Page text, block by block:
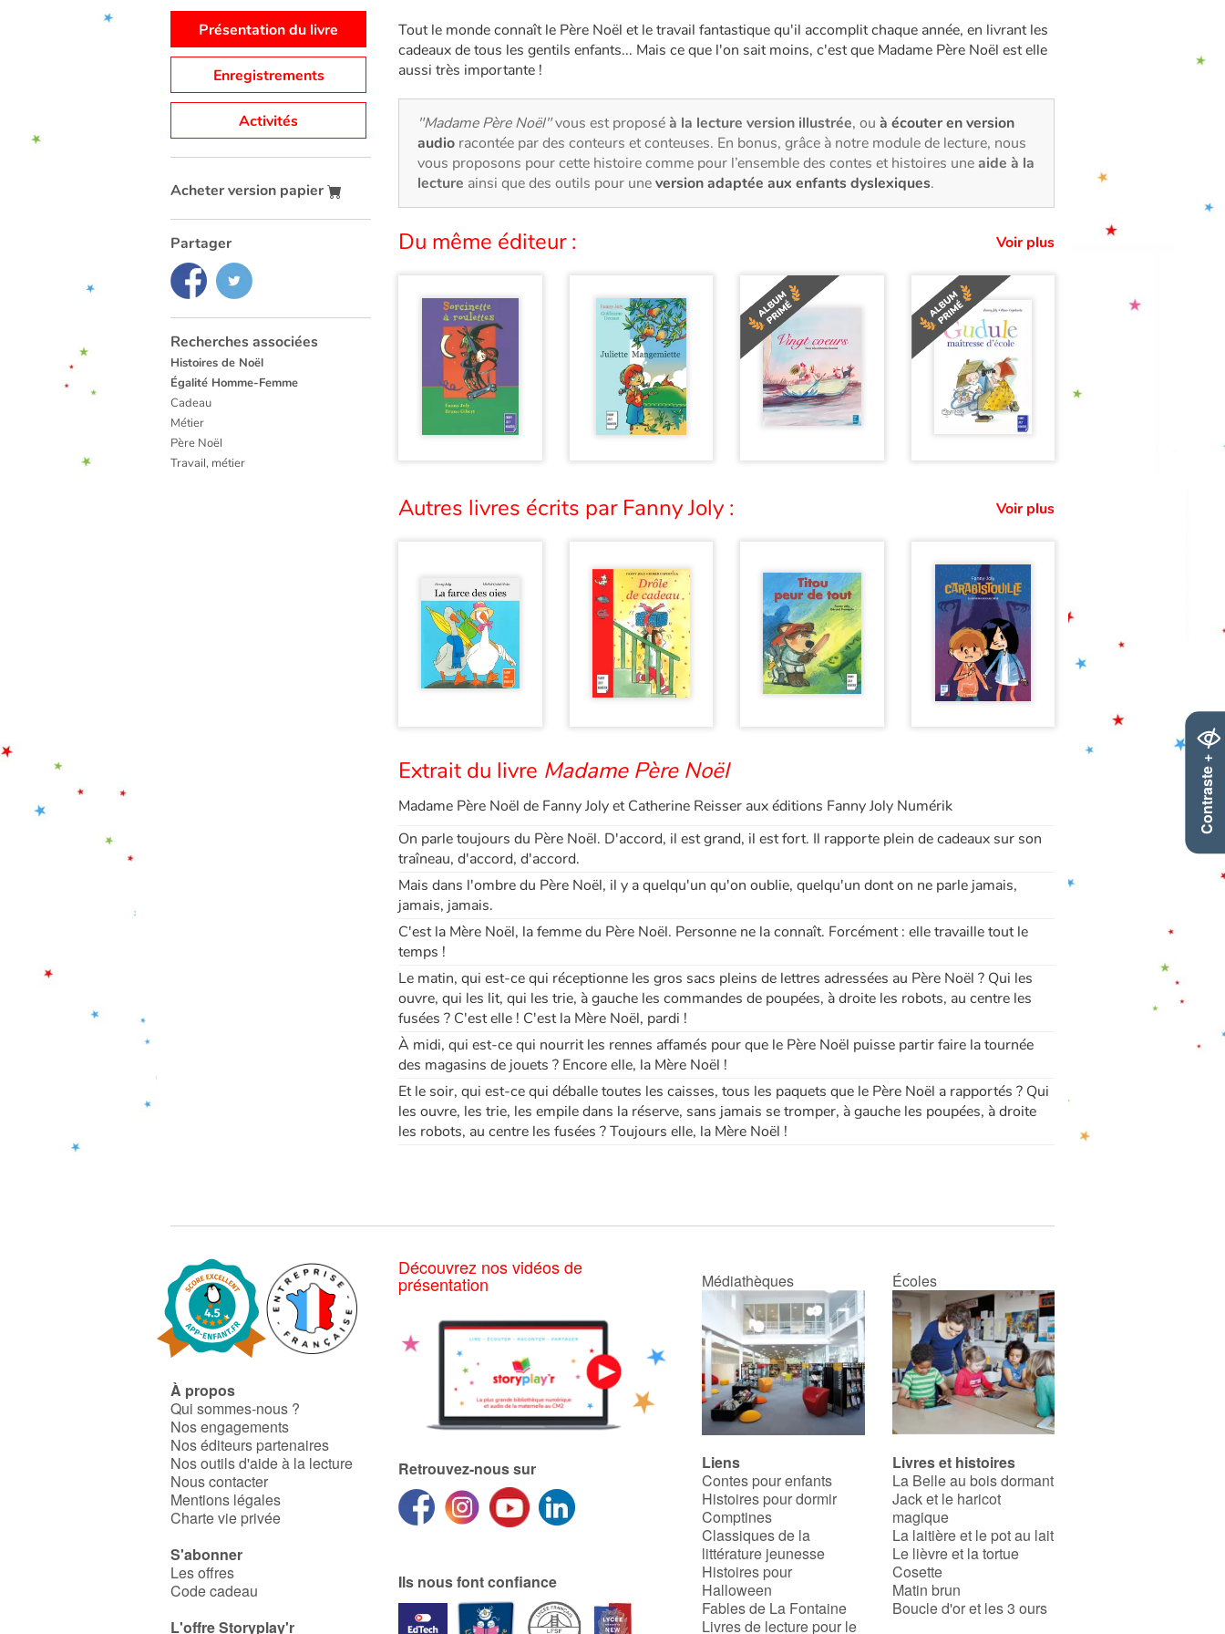
Contraste +
Présentation du livre
Enregistrements
Activités
Acheter version papier
Partager
Recherches associées
Histoires de Noël
Égalité Homme-Femme
Cadeau
Métier
Père Noël
Travail, métier
Tout le monde connaît le Père Noël et le travail fantastique qu'il accomplit chaque année, en livrant les
cadeaux de tous les gentils enfants... Mais ce que l'on sait moins, c'est que Madame Père Noël est elle
aussi très importante !
"Madame Père Noël"vous est proposéà la lecture version illustrée, ou à écouter en version
audio racontée par des conteurs et conteuses. En bonus, grâce à notre module de lecture, nous
vous proposons pour cette histoire comme pour l’ensemble des contes et histoires uneaide à la
lecture ainsi que des outils pour uneversion adaptée aux enfants dyslexiques.
Du même éditeur : Voir plus
Autres livres écrits par Fanny Joly : Voir plus
Extrait du livre Madame Père Noël
Madame Père Noël de Fanny Joly et Catherine Reisser aux éditions Fanny Joly Numérik
On parle toujours du Père Noël. D'accord, il est grand, il est fort. Il rapporte plein de cadeaux sur son
traîneau, d'accord, d'accord.
Mais dans l'ombre du Père Noël, il y a quelqu'un qu'on oublie, quelqu'un dont on ne parle jamais,
jamais, jamais.
C'est la Mère Noël, la femme du Père Noël. Personne ne la connaît. Forcément : elle travaille tout le
temps !
Le matin, qui est-ce qui réceptionne les gros sacs pleins de lettres adressées au Père Noël ? Qui les
ouvre, qui les lit, qui les trie, à gauche les commandes de poupées, à droite les robots, au centre les
fusées ? C'est elle ! C'est la Mère Noël, pardi !
À midi, qui est-ce qui nourrit les rennes affamés pour que le Père Noël puisse partir faire la tournée
des magasins de jouets ? Encore elle, la Mère Noël !
Et le soir, qui est-ce qui déballe toutes les caisses, tous les paquets que le Père Noël a rapportés ? Qui
les ouvre, les trie, les empile dans la réserve, sans jamais se tromper, à gauche les poupées, à droite
les robots, au centre les fusées ? Toujours elle, la Mère Noël !
À propos
Qui sommes-nous ?
Nos engagements
Nos éditeurs partenaires
Nos outils d'aide à la lecture
Nous contacter
Mentions légales
Charte vie privée
S'abonner
Les offres
Code cadeau
L'offre Storyplay'r
Découvrez nos vidéos de
présentation
Retrouvez-nous sur
Ils nous font confiance
Médiathèques Écoles
Liens
Contes pour enfants
Histoires pour dormir
Comptines
Classiques de la
littérature jeunesse
Histoires pour
Halloween
Fables de La Fontaine
Livres de lecture pour le
Livres et histoires
La Belle au bois dormant
Jack et le haricot
magique
La laitière et le pot au lait
Le lièvre et la tortue
Cosette
Matin brun
Boucle d'or et les 3 ours